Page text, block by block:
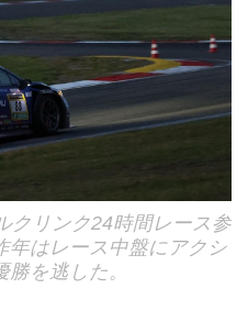
クリンク24時間レース参
年はレース中盤にアクシ
を逃した。